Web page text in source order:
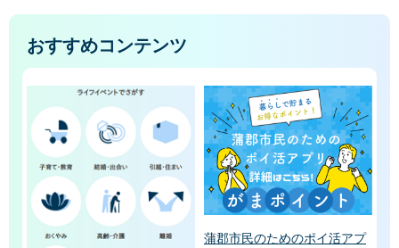
おすすめコンテンツ
蒲郡市民のためのポイ活アプ